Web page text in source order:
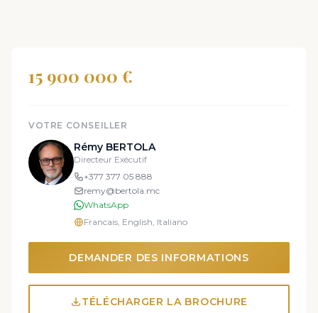
15 900 000 €
VOTRE CONSEILLER
Rémy BERTOLA
Directeur Exécutif
+377 377 05 888
remy@bertola.mc
WhatsApp
Francais, English, Italiano
DEMANDER DES INFORMATIONS
TÉLÉCHARGER LA BROCHURE